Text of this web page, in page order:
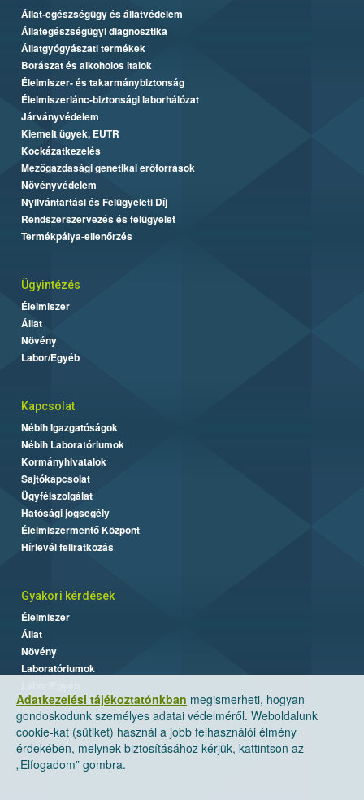
Adatkezelési tájékoztatónkban megismerheti, hogyan
gondoskodunk személyes adatai védelméről. Weboldalunk
cookie-kat (sütiket) használ a jobb felhasználói élmény
érdekében, melynek biztosításához kérjük, kattintson az
„Elfogadom” gombra.
Állat-egészségügy és állatvédelem
Állategészségügyi diagnosztika
Állatgyógyászati termékek
Borászat és alkoholos italok
Élelmiszer- és takarmánybiztonság
Élelmiszerlánc-biztonsági laborhálózat
Járványvédelem
Kiemelt ügyek, EUTR
Kockázatkezelés
Mezőgazdasági genetikai erőforrások
Növényvédelem
Nyilvántartási és Felügyeleti Díj
Rendszerszervezés és felügyelet
Termékpálya-ellenőrzés
Ügyintézés
Élelmiszer
Állat
Növény
Labor/Egyéb
Kapcsolat
Nébih Igazgatóságok
Nébih Laboratóriumok
Kormányhivatalok
Sajtókapcsolat
Ügyfélszolgálat
Hatósági jogsegély
Élelmiszermentő Központ
Hírlevél feliratkozás
Gyakori kérdések
Élelmiszer
Állat
Növény
Laboratóriumok